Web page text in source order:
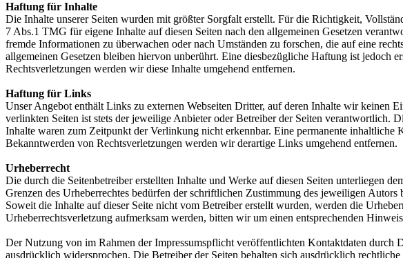
Haftung für Inhalte
Die Inhalte unserer Seiten wurden mit größter Sorgfalt erstellt. Für die Richtigkeit,
7 Abs.1 TMG für eigene Inhalte auf diesen Seiten nach den allgemeinen Gesetzen
fremde Informationen zu überwachen oder nach Umständen zu forschen, die auf eine
allgemeinen Gesetzen bleiben hiervon unberührt. Eine diesbezügliche Haftung ist jedoch
Rechtsverletzungen werden wir diese Inhalte umgehend entfernen.
Haftung für Links
Unser Angebot enthält Links zu externen Webseiten Dritter, auf deren Inhalte wir keinen
verlinkten Seiten ist stets der jeweilige Anbieter oder Betreiber der Seiten
Inhalte waren zum Zeitpunkt der Verlinkung nicht erkennbar. Eine permanente
Bekanntwerden von Rechtsverletzungen werden wir derartige Links umgehend entfernen.
Urheberrecht
Die durch die Seitenbetreiber erstellten Inhalte und Werke auf diesen Seiten unterliegen
Grenzen des Urheberrechtes bedürfen der schriftlichen Zustimmung des jeweiligen
Soweit die Inhalte auf dieser Seite nicht vom Betreiber erstellt wurden, werden die
Urheberrechtsverletzung aufmerksam werden, bitten wir um einen entsprechenden
Der Nutzung von im Rahmen der Impressumspflicht veröffentlichten Kontaktdaten
ausdrücklich widersprochen. Die Betreiber der Seiten behalten sich ausdrücklich